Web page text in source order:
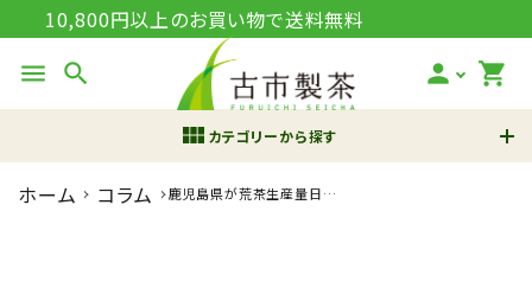
10,800円以上のお買い物で送料無料
menu search person shopping_cart
view_module カテゴリーから探す
search
ホーム コラム
鹿児島県が荒茶生産量日本